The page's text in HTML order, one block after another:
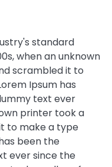
standard
when an unknown
scrambled it to
Ipsum has
text ever
printer took a
to make a type
been the
ever since the